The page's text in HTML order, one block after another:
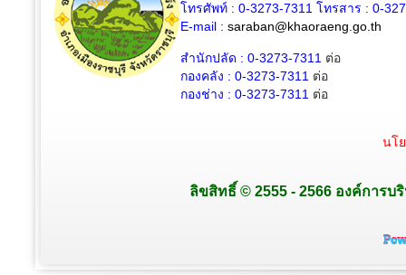
โทรศัพท์ : 0-3273-7311 โทรสาร : 0-
E-mail : saraban@khaoraeng.go.th
สำนักปลัด : 0-3273-7311 ต่อ
กองคลัง : 0-3273-7311 ต่อ
กองช่าง : 0-3273-7311 ต่อ
นโ
ลิขสิทธิ์ © 2555 - 2566 องค์การบ